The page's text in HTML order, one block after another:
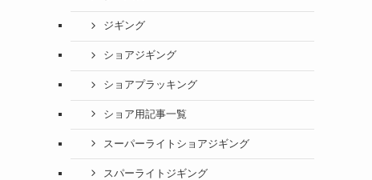
ジギング
ショアジギング
ショアプラッキング
ショア用記事一覧
スーパーライトショアジギング
スパーライトジギング